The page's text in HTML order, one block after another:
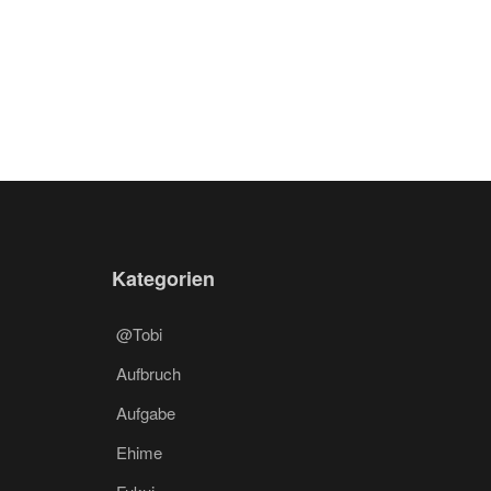
Kategorien
@Tobi
Aufbruch
Aufgabe
Ehime